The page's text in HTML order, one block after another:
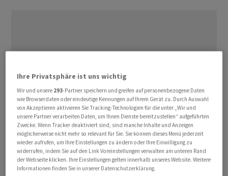
Ihre Privatsphäre ist uns wichtig
Wir und unsere 293-Partner speichern und greifen auf personenbezogene Daten
wie Browserdaten oder eindeutige Kennungen auf Ihrem Gerät zu. Durch Auswahl
von Akzeptieren aktivieren Sie Tracking-Technologien für die unter „Wir und
unsere Partner verarbeiten Daten, um Ihnen Dienste bereitzustellen“ aufgeführten
Zwecke. Wenn Tracker deaktiviert sind, sind manche Inhalte und Anzeigen
möglicherweise nicht mehr so relevant für Sie. Sie können dieses Menü jederzeit
wieder aufrufen, um Ihre Einstellungen zu ändern oder Ihre Einwilligung zu
widerrufen, indem Sie auf den Link Voreinstellungen verwalten am unteren Rand
der Webseite klicken. Ihre Einstellungen gelten innerhalb unseres Website. Weitere
Informationen finden Sie in unserer Datenschutzerklärung.